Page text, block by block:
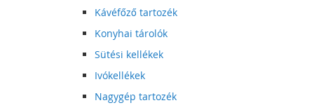
Kávéfőző tartozék
Konyhai tárolók
Sütési kellékek
Ivókellékek
Nagygép tartozék